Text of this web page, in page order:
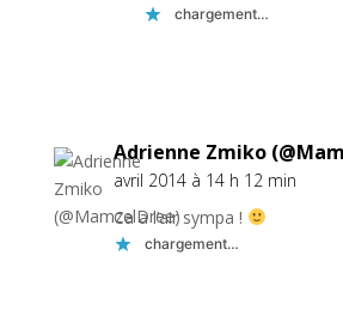
chargement…
Adrienne Zmiko
avril 2014 à 14 h 12 min
Ca a l’air sympa !
chargement…